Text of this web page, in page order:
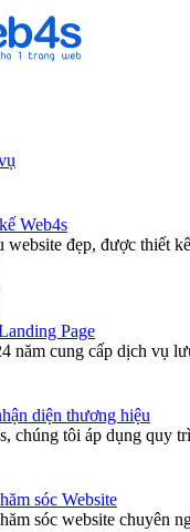
Web4s
website đẹp, được thiết
Page
năm cung cấp dịch vụ
diện thương hiệu
chúng tôi áp dụng quy
sóc Website
sóc website chuyên